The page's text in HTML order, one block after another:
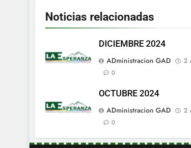
Noticias relacionadas
DICIEMBRE 2024
ADministracion GAD
2
0
OCTUBRE 2024
ADministracion GAD
2
0